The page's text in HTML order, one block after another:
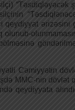
“Təsdiqləyəcək
qeydiyyat ərizəsini
Cəmiyyətin
MMC-nin dövlət
qeydiyyata